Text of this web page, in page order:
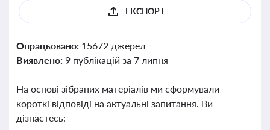
ЕКСПОРТ
Опрацьовано: 15672 джерел
Виявлено: 9 публікацій за 7 липня
На основі зібраних матеріалів ми сформували
короткі відповіді на актуальні запитання. Ви
дізнаєтесь: